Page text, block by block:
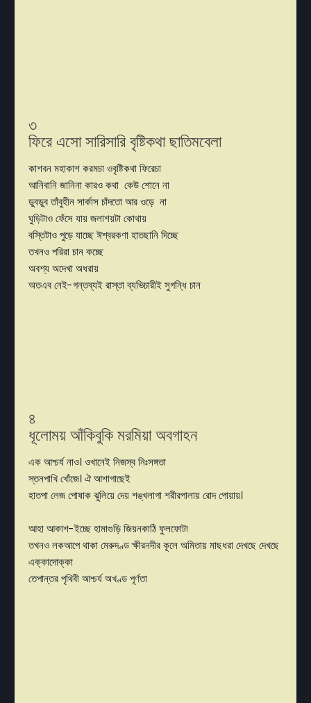
৩
ফিরে এসো সারিসারি বৃষ্টিকথা ছাতিমবেলা
কাশবন মহাকাশ করমচা ওবৃষ্টিকথা ফিরেচা
আনিবানি জানিনা কারও কথা কেউ শোনে না
ডুবডুব তাঁবুহীন সার্কাস চাঁদতো আর ওড়ে না
ঘুড়িটাও ফেঁসে যায় জলাশয়টা কোথায়
বস্তিটাও পুড়ে যাচ্ছে ঈশ্বরকণা হাতছানি দিচ্ছে
তখনও পরিরা চান কচ্ছে
অবশ্য অদেখা অধরায়
অতএব নেই-গন্তব্যই রাস্তা ব্যভিচারীই সুগন্ধি চান
৪
ধূলোময় আঁকিবুকি মরমিয়া অবগাহন
এক আশ্চর্য নাও। ওখানেই নিজস্ব নিঃসঙ্গতা
স্তনপাখি খোঁজে। ঐ আশাগাছেই
হাতপা লেজ পোষাক ঝুলিয়ে দেয় শঙ্খলাগা শরীরপালায় রোদ পোয়ায়।
আহা আকাশ-ইচ্ছে হামাগুড়ি জিয়নকাঠি ফুলফোটা
তখনও লকআপে থাকা মেরুদণ্ড ক্ষীরনদীর কূলে অমিতায় মাছধরা দেখছে দেখছে
এক্কাদোক্কা
তেপান্তর পৃথিবী আশ্চর্য অখণ্ড পূর্ণতা